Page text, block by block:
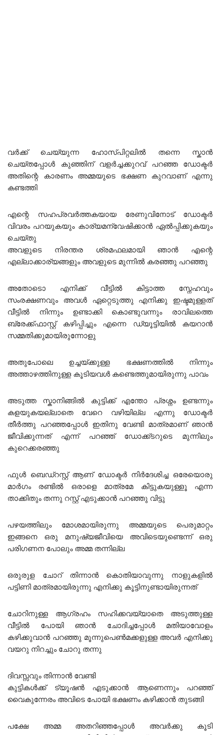
വർക്ക് ചെയ്യുന്ന ഹോസ്പിറ്റലിൽ തന്നെ സ്കാൻ
ചെയ്തപ്പോൾ കുഞ്ഞിന് വളർച്ചക്കുറവ് പറഞ്ഞ ഡോക്ടർ
അതിന്റെ കാരണം അമ്മയുടെ ഭക്ഷണ കുറവാണ് എന്നു
കണ്ടത്തി
എന്റെ സഹപ്രവർത്തകയായ രേണുവിനോട് ഡോക്ടർ
വിവരം പറയുകയും കാര്യമന്വേഷിക്കാൻ ഏൽപ്പിക്കുകയും
ചെയ്തു
അവളുടെ നിരന്തര ശ്രമഫലമായി ഞാൻ എന്റെ
എല്ലാക്കാര്യങ്ങളും അവളുടെ മുന്നിൽ കരഞ്ഞു പറഞ്ഞു
അതോടൊ എനിക്ക് വീട്ടിൽ കിട്ടാത്ത സ്നേഹവും
സംരക്ഷണവും അവൾ ഏറ്റെടുത്തു എനിക്കു ഇഷ്ടമുള്ളത്
വീട്ടിൽ നിന്നും ഉണ്ടാക്കി കൊണ്ടുവന്നും രാവിലത്തെ
ബ്രേക്ക്ഫാസ്റ്റ് കഴിപ്പിച്ചും എന്നെ ഡ്യൂട്ടിയിൽ കയറാൻ
സമ്മതിക്കുമായിരുന്നോളു
അതുപോലെ ഉച്ചയ്ക്കുള്ള ഭക്ഷണത്തിൽ നിന്നും
അത്താഴത്തിനുള്ള കൂടിയവൾ കണ്ടെത്തുമായിരുന്നു പാവം
അടുത്ത സ്കാനിങ്ങിൽ കുട്ടിക്ക് എന്തോ പ്രശ്നം ഉണ്ടന്നും
കളയുകയല്ലാതെ വേറെ വഴിയില്ല എന്നു ഡോക്ടർ
തീർത്തു പറഞ്ഞപ്പോൾ ഇതിനു വേണ്ടി മാത്രമാണ് ഞാൻ
ജീവിക്കുന്നത് എന്ന് പറഞ്ഞ് ഡോക്ക്ടറുടെ മുന്നിലും
കുറെക്കരഞ്ഞു
ഫുൾ ബെഡ്റസ്റ്റ് ആണ് ഡോക്ടർ നിർദേശിച്ച ഒരേയൊരു
മാർഗം രണ്ടിൽ ഒരാളെ മാത്രമേ കിട്ടുകയുള്ളൂ എന്ന
താക്കിതും തന്നു റസ്റ്റ് എടുക്കാൻ പറഞ്ഞു വിട്ടു
പഴയത്തിലും മോശമായിരുന്നു അമ്മയുടെ പെരുമാറ്റം
ഇങ്ങനെ ഒരു മനുഷ്യജീവിയെ അവിടെയുണ്ടെന്ന് ഒരു
പരിഗണന പോലും അമ്മ തന്നില്ല
ഒരുരുള ചോറ് തിന്നാൻ കൊതിയാവുന്നു നാളുകളിൽ
പട്ടിണി മാത്രമായിരുന്നു എനിക്കു കൂട്ടിനുണ്ടായിരുന്നത്
ചോറിനുള്ള ആഗ്രഹം സഹിക്കവയ്യാതെ അടുത്തുള്ള
വീട്ടിൽ പോയി ഞാൻ ചോദിച്ചപ്പോൾ മതിയാവോളം
കഴിക്കുവാൻ പറഞ്ഞു മൂന്നുപെൺമക്കളുള്ള അവർ എനിക്കു
വയറു നിറച്ചും ചോറു തന്നു
ദിവസ്സവും തിന്നാൻ വേണ്ടി
കുട്ടികൾക്ക് ട്യൂഷൻ എടുക്കാൻ ആണെന്നും പറഞ്ഞ്
വൈകുന്നേരം അവിടെ പോയി ഭക്ഷണം കഴിക്കാൻ തുടങ്ങി
പക്ഷേ അമ്മ അതറിഞ്ഞപ്പോൾ അവർക്കു കൂടി